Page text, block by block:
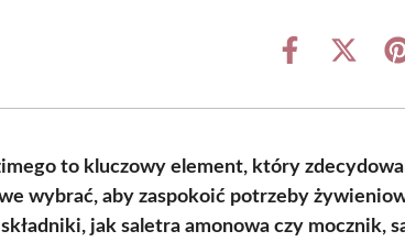
Share
Share
(Twitter)
to kluczowy element, który
wybrać, aby zaspokoić potrzeby
jak saletra amonowa czy mocznik,